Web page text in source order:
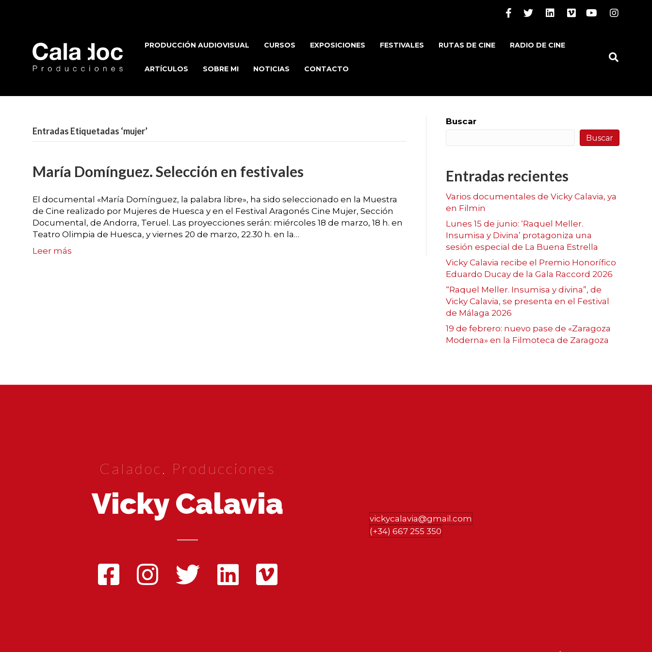
FacebookTwitterLinkedinVimeo YoutubeInstagram
PRODUCCIÓN AUDIOVISUAL CURSOS EXPOSICIONES FESTIVALES RUTAS DE CINE RADIO DE CINE
ARTÍCULOS SOBRE MI NOTICIAS CONTACTO
Entradas Etiquetadas ‘mujer’
María Domínguez. Selección en festivales
El documental «María Domínguez, la palabra libre», ha sido seleccionado en la Muestra
de Cine realizado por Mujeres de Huesca y en el Festival Aragonés Cine Mujer, Sección
Documental, de Andorra, Teruel. Las proyecciones serán: miércoles 18 de marzo, 18 h. en
Teatro Olimpia de Huesca, y viernes 20 de marzo, 22.30 h. en la…
Leer más
Buscar
Buscar
Entradas recientes
Varios documentales de Vicky Calavia, ya
en Filmin
Lunes 15 de junio: ‘Raquel Meller.
Insumisa y Divina’ protagoniza una
sesión especial de La Buena Estrella
Vicky Calavia recibe el Premio Honorífico
Eduardo Ducay de la Gala Raccord 2026
“Raquel Meller. Insumisa y divina”, de
Vicky Calavia, se presenta en el Festival
de Málaga 2026
19 de febrero: nuevo pase de «Zaragoza
Moderna» en la Filmoteca de Zaragoza
Caladoc. Producciones
Vicky Calavia
vickycalavia@gmail.com
(+34) 667 255 350